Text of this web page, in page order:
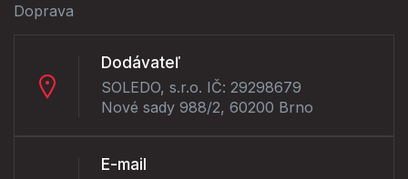
Doprava
Dodávateľ
SOLEDO, s.r.o. IČ: 29298679
Nové sady 988/2, 60200 Brno
E-mail